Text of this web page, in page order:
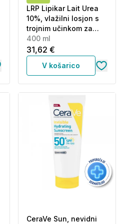
LRP Lipikar Lait Urea
10%, vlažilni losjon s
trojnim učinkom za
glajenje in pomiritev
zelo suhe ter grobe
kože (400 ml)
400 ml
31,62 €
V košarico
CeraVe Sun, nevidni